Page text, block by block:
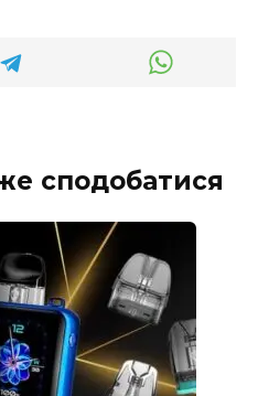
сподобатися